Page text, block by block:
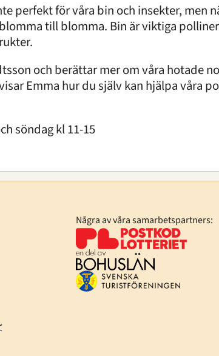
perfekt för våra bin och insekter, men
till blomma. Bin är viktiga
och berättar mer om våra hotade
Emma hur du själv kan hjälpa våra
söndag kl 11-15
Några av våra samarbetspartners: